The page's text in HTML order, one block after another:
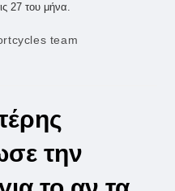
27 του μήνα.
team
την